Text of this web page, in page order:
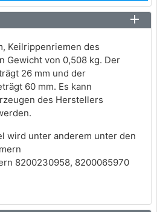
Keilrippenriemen des
Gewicht von 0,508 kg. Der
26 mm und der
60 mm. Es kann
des Herstellers
wird unter anderem unter den
8200230958, 8200065970